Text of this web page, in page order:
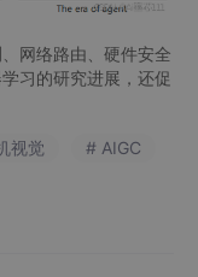
网络路由、硬件安全
习的研究进展，还促
视觉
# AIGC